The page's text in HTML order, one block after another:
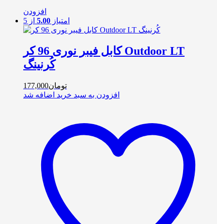
افزودن
امتیاز 5.00 از 5
کابل فیبر نوری 96 کر Outdoor LT
کُرنینگ
تومان177,000
افزودن به سبد خرید اضافه شد